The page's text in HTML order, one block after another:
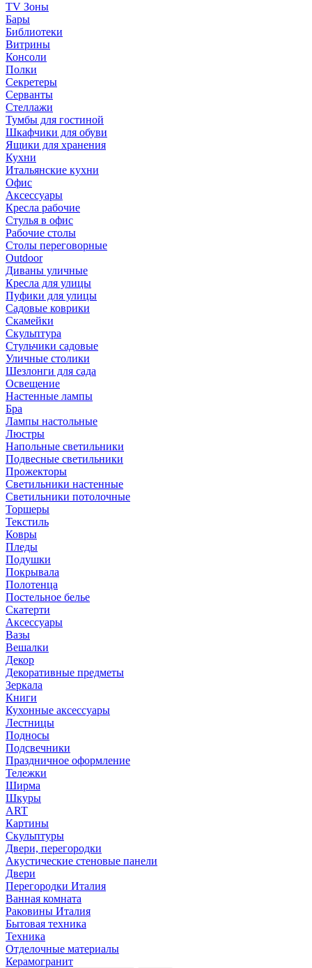
TV Зоны
Бары
Библиотеки
Витрины
Консоли
Полки
Секретеры
Серванты
Стеллажи
Тумбы для гостиной
Шкафчики для обуви
Ящики для хранения
Кухни
Итальянские кухни
Офис
Аксессуары
Кресла рабочие
Стулья в офис
Рабочие столы
Столы переговорные
Outdoor
Диваны уличные
Кресла для улицы
Пуфики для улицы
Садовые коврики
Скамейки
Скульптура
Стульчики садовые
Уличные столики
Шезлонги для сада
Освещение
Hастенные лампы
Бра
Лампы настольные
Люстры
Напольные светильники
Подвесные светильники
Прожекторы
Светильники настенные
Светильники потолочные
Торшеры
Текстиль
Ковры
Пледы
Подушки
Покрывала
Полотенца
Постельное белье
Скатерти
Аксессуары
Вазы
Вешалки
Декор
Декоративные предметы
Зеркала
Книги
Кухонные аксессуары
Лестницы
Подносы
Подсвечники
Праздничное оформление
Тележки
Ширма
Шкуры
ART
Картины
Скульптуры
Двери, перегородки
Акустические стеновые панели
Двери
Перегородки Италия
Ванная комната
Раковины Италия
Бытовая техника
Техника
Отделочные материалы
Керамогранит